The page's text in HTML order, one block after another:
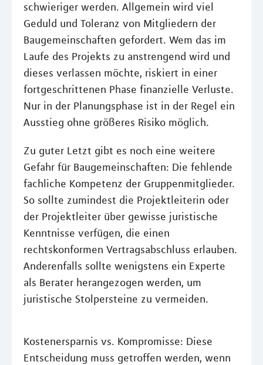
schwieriger werden. Allgemein wird viel
Geduld und Toleranz von Mitgliedern der
Baugemeinschaften gefordert. Wem das im
Laufe des Projekts zu anstrengend wird und
dieses verlassen möchte, riskiert in einer
fortgeschrittenen Phase finanzielle Verluste.
Nur in der Planungsphase ist in der Regel ein
Ausstieg ohne größeres Risiko möglich.
Zu guter Letzt gibt es noch eine weitere
Gefahr für Baugemeinschaften: Die fehlende
fachliche Kompetenz der Gruppenmitglieder.
So sollte zumindest die Projektleiterin oder
der Projektleiter über gewisse juristische
Kenntnisse verfügen, die einen
rechtskonformen Vertragsabschluss erlauben.
Anderenfalls sollte wenigstens ein Experte
als Berater herangezogen werden, um
juristische Stolpersteine zu vermeiden.
Kostenersparnis vs. Kompromisse: Diese
Entscheidung muss getroffen werden, wenn